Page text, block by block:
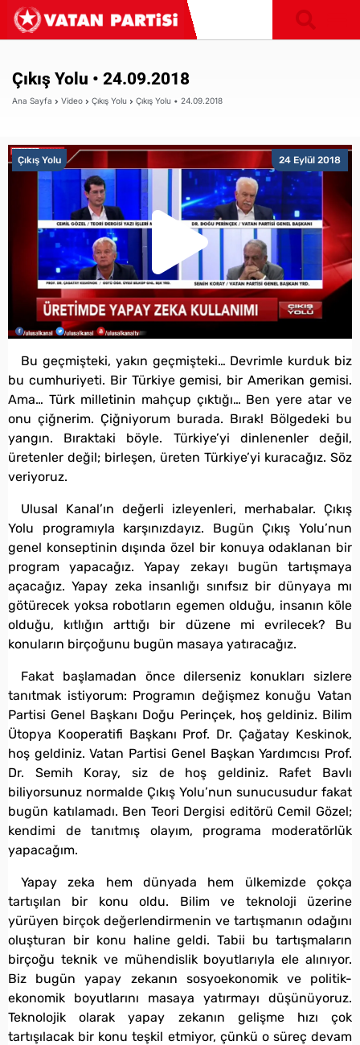
Çıkış Yolu • 24.09.2018
Ana Sayfa Video Çıkış Yolu Çıkış Yolu • 24.09.2018
24 Eylül 2018
Çıkış Yolu
Bu geçmişteki, yakın geçmişteki… Devrimle kurduk biz
bu cumhuriyeti. Bir Türkiye gemisi, bir Amerikan gemisi.
Ama… Türk milletinin mahçup çıktığı… Ben yere atar ve
onu çiğnerim. Çiğniyorum burada. Bırak! Bölgedeki bu
yangın. Bıraktaki böyle. Türkiye’yi dinlenenler değil,
üretenler değil; birleşen, üreten Türkiye’yi kuracağız. Söz
veriyoruz.
Ulusal Kanal’ın değerli izleyenleri, merhabalar. Çıkış
Yolu programıyla karşınızdayız. Bugün Çıkış Yolu’nun
genel konseptinin dışında özel bir konuya odaklanan bir
program yapacağız. Yapay zekayı bugün tartışmaya
açacağız. Yapay zeka insanlığı sınıfsız bir dünyaya mı
götürecek yoksa robotların egemen olduğu, insanın köle
olduğu, kıtlığın arttığı bir düzene mi evrilecek? Bu
konuların birçoğunu bugün masaya yatıracağız.
Fakat başlamadan önce dilerseniz konukları sizlere
tanıtmak istiyorum: Programın değişmez konuğu Vatan
Partisi Genel Başkanı Doğu Perinçek, hoş geldiniz. Bilim
Ütopya Kooperatifi Başkanı Prof. Dr. Çağatay Keskinok,
hoş geldiniz. Vatan Partisi Genel Başkan Yardımcısı Prof.
Dr. Semih Koray, siz de hoş geldiniz. Rafet Bavlı
biliyorsunuz normalde Çıkış Yolu’nun sunucusudur fakat
bugün katılamadı. Ben Teori Dergisi editörü Cemil Gözel;
kendimi de tanıtmış olayım, programa moderatörlük
yapacağım.
Yapay zeka hem dünyada hem ülkemizde çokça
tartışılan bir konu oldu. Bilim ve teknoloji üzerine
yürüyen birçok değerlendirmenin ve tartışmanın odağını
oluşturan bir konu haline geldi. Tabii bu tartışmaların
birçoğu teknik ve mühendislik boyutlarıyla ele alınıyor.
Biz bugün yapay zekanın sosyoekonomik ve politik-
ekonomik boyutlarını masaya yatırmayı düşünüyoruz.
Teknolojik olarak yapay zekanın gelişme hızı çok
tartışılacak bir konu teşkil etmiyor, çünkü o süreç devam